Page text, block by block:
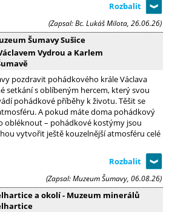
(Zapsal: Bc. Lukáš Milota, 26.06.26)
Šumavy Sušice
Vydrou a Karlem
pozdravit pohádkového krále Václava
setkání s oblíbeným hercem, který svou
pohádkové příběhy k životu. Těšit se
A pokud máte doma pohádkový
obléknout – pohádkové kostýmy jsou
vytvořit ještě kouzelnější atmosféru celé
(Zapsal: Muzeum Šumavy, 06.08.26)
a okolí - Muzeum minerálů